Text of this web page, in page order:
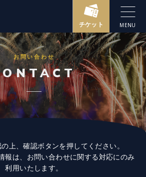
チケット MENU
お問い合わせ
上、確認ボタンを押してください。
報は、お問い合わせに関する対応にのみ
利用いたします。